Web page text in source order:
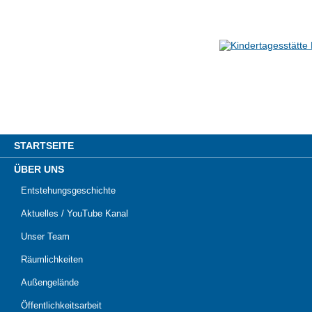
STARTSEITE
ÜBER UNS
Entstehungsgeschichte
Aktuelles / YouTube Kanal
Unser Team
Räumlichkeiten
Außengelände
Öffentlichkeitsarbeit